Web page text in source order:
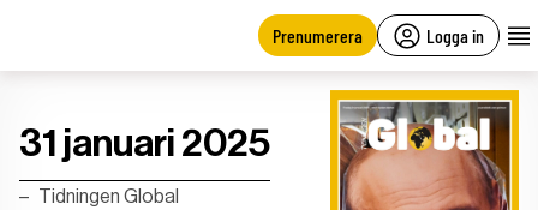
Prenumerera Logga in
31 januari 2025
Tidningen Global